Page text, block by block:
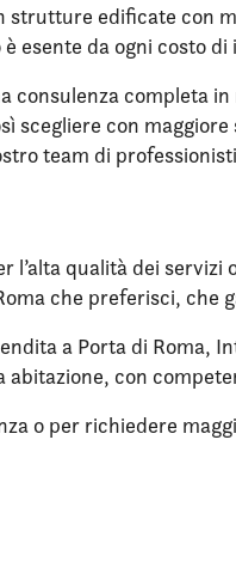
edificate con
esente da ogni costo
completa
con
team di
l’alta qualità dei
che preferisci, che
a Porta di Roma,
con
o per richiedere